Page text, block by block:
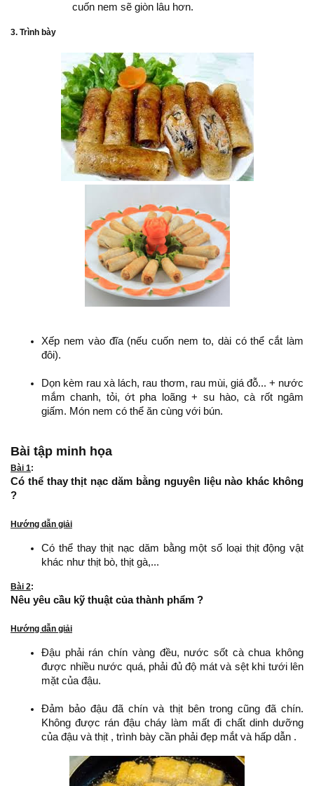
cuốn nem sẽ giòn lâu hơn.
3. Trình bày
Xếp nem vào đĩa (nếu cuốn nem to, dài có thể cắt làm
đôi).
Dọn kèm rau xà lách, rau thơm, rau mùi, giá đỗ... + nước
mắm chanh, tỏi, ớt pha loãng + su hào, cà rốt ngâm
giấm. Món nem có thể ăn cùng với bún.
Bài tập minh họa
Bài 1:
Có thể thay thịt nạc dăm bằng nguyên liệu nào khác không
?
Hướng dẫn giải
Có thể thay thịt nạc dăm bằng một số loại thịt động vật
khác như thịt bò, thịt gà,...
Bài 2:
Nêu yêu cầu kỹ thuật của thành phẩm ?
Hướng dẫn giải
Đậu phải rán chín vàng đều, nước sốt cà chua không
được nhiều nước quá, phải đủ độ mát và sệt khi tưới lên
mặt của đậu.
Đảm bảo đậu đã chín và thịt bên trong cũng đã chín.
Không được rán đậu cháy làm mất đi chất dinh dưỡng
của đậu và thịt , trình bày cần phải đẹp mắt và hấp dẫn .